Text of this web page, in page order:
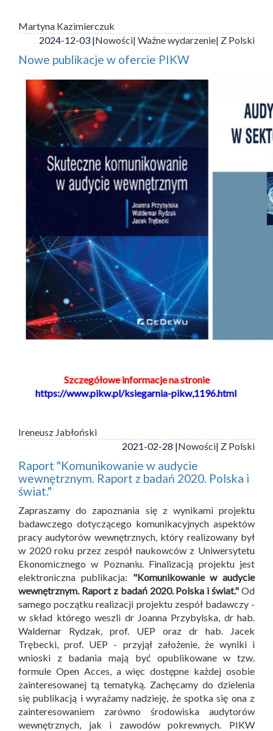
Martyna Kazimierczuk
2024-12-03 |Nowości| Ważne wydarzenie| Z Polski
Nowe publikacje w ofercie PIKW
Szczegółowe informacje na stronie
https://www.pikw.pl/ksiegarnia-pikw,1196.html
Ireneusz Jabłoński
2021-02-28 |Nowości| Z Polski
Raport "Komunikowanie w audycie
wewnętrznym. Raport z badań 2020. Polska i
świat."
Zapraszamy do zapoznania się z wynikami projektu
badawczego dotyczącego komunikacyjnych aspektów
pracy audytorów wewnętrznych, który realizowany był
w 2020 roku przez zespół naukowców z Uniwersytetu
Ekonomicznego w Poznaniu. Finalizacją projektu jest
elektroniczna publikacja: "Komunikowanie w audycie
wewnętrznym. Raport z badań 2020. Polska i świat." Od
samego początku realizacji projektu zespół badawczy -
w skład którego weszli dr Joanna Przybylska, dr hab.
Waldemar Rydzak, prof. UEP oraz dr hab. Jacek
Trębecki, prof. UEP - przyjął założenie, że wyniki i
wnioski z badania mają być opublikowane w tzw.
formule Open Acces, a więc dostępne każdej osobie
zainteresowanej tą tematyką. Zachęcamy do dzielenia
się publikacją i wyrażamy nadzieję, że spotka się ona z
zainteresowaniem zarówno środowiska audytorów
wewnętrznych, jak i zawodów pokrewnych. PIKW